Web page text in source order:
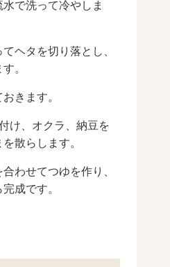
水で洗って冷やしま
ヘタを切り落とし、
。
きます。
け、オクラ、納豆を
散らします。
わせてつゆを作り、
成です。